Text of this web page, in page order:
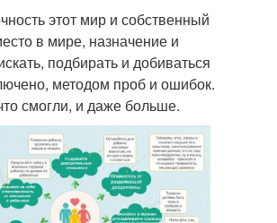
этот мир и собственный
в мире, назначение и
подбирать и добиваться
методом проб и ошибок.
смогли, и даже больше.